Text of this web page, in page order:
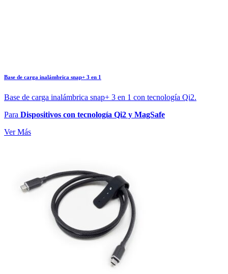
Base de carga inalámbrica snap+ 3 en 1
Base de carga inalámbrica snap+ 3 en 1 con tecnología Qi2.
Para Dispositivos con tecnología Qi2 y MagSafe
Ver Más